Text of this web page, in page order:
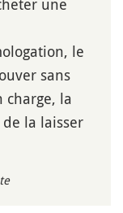
une
le
sans
charge, la
la laisser